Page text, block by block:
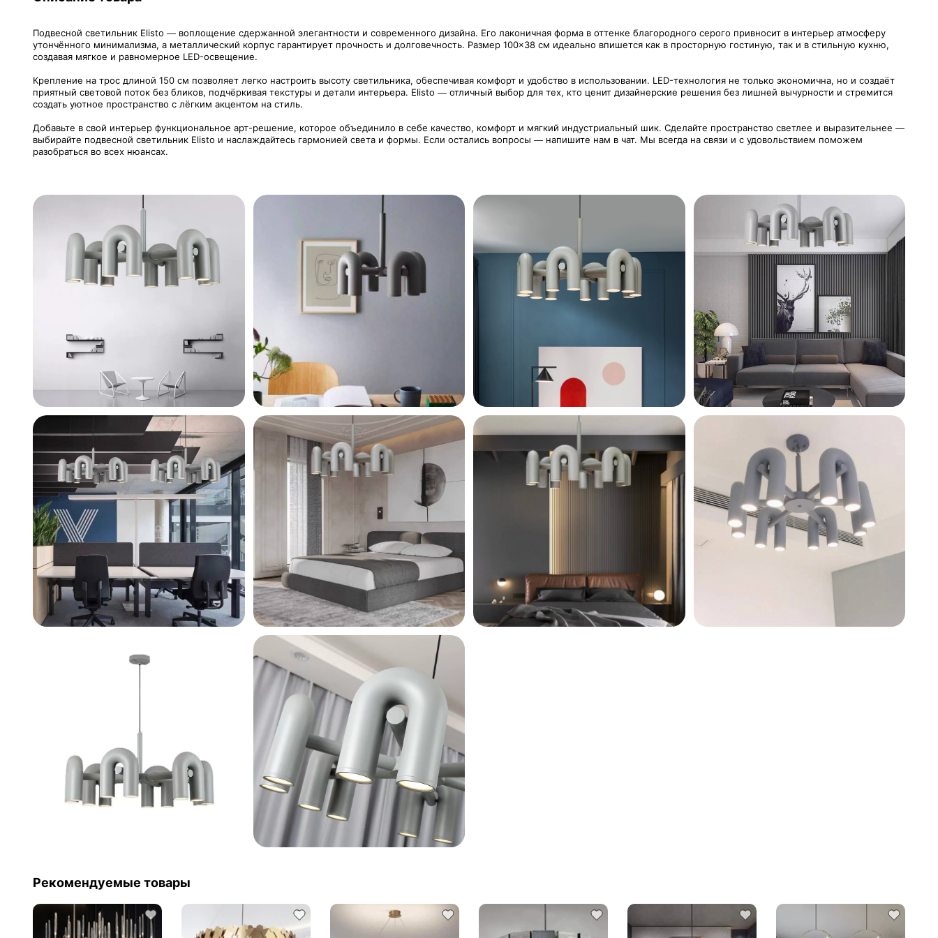
Подвесной светильник Elisto — воплощение сдержанной элегантности и современного дизайна. Его лаконичная форма в оттенке благородного серого привносит в интерьер атмосферу
утончённого минимализма, а металлический корпус гарантирует прочность и долговечность. Размер 100×38 см идеально впишется как в просторную гостиную, так и в стильную кухню,
создавая мягкое и равномерное LED-освещение.
Крепление на трос длиной 150 см позволяет легко настроить высоту светильника, обеспечивая комфорт и удобство в использовании. LED-технология не только экономична, но и создаёт
приятный световой поток без бликов, подчёркивая текстуры и детали интерьера. Elisto — отличный выбор для тех, кто ценит дизайнерские решения без лишней вычурности и стремится
создать уютное пространство с лёгким акцентом на стиль.
Добавьте в свой интерьер функциональное арт-решение, которое объединило в себе качество, комфорт и мягкий индустриальный шик. Сделайте пространство светлее и выразительнее —
выбирайте подвесной светильник Elisto и наслаждайтесь гармонией света и формы. Если остались вопросы — напишите нам в чат. Мы всегда на связи и с удовольствием поможем
разобраться во всех нюансах.
Рекомендуемые товары